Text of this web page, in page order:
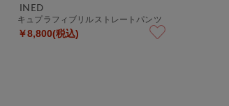
INED
キュプラフィブリルストレートパンツ
￥8,800(税込)